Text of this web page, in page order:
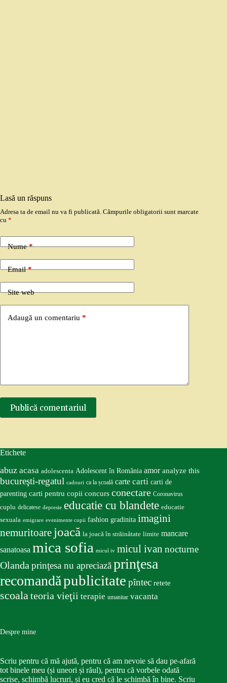
Lasă un răspuns
Adresa ta de email nu va fi publicată. Câmpurile obligatorii sunt marcate
cu *
Nume*
Email*
Site web
Adaugă un comentariu *
Publică comentariul
Etichete
abuz acasa adolescenta Adolescent în România amor analyze this
bucureşti-regatul cadouri ca la școală carte carti carti de
parenting carti pentru copii concurs conectare Coronavirus
cuplu delicatese depresie educatie cu blandete educatie
sexuala emigrare evenimente copii fashion gradinita imagini
nemuritoare joacă la joacă în străinătate limite mancare
sanatoasa mica sofia micul iv micul ivan nocturne
Olandaprinţesa nu apreciazăprinţesa
recomandăpublicitate pîntec retete
scoalateoria vieţii terapie umanitar vacanta
Despre mine
Scriu pentru că mă ajută, pentru că am nevoie să dau pe-afară
tot binele meu (și uneori și răul), pentru că vorbele odată
scrise, schimbă lucruri, și eu cred că le schimbă în bine. Scriu